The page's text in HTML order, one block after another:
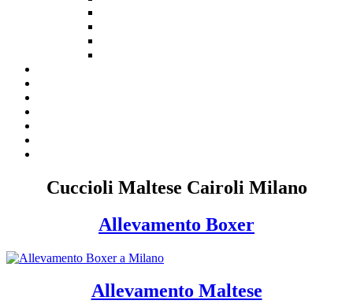
Cuccioli Maltese Cairoli Milano
Allevamento Boxer
Allevamento Maltese